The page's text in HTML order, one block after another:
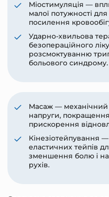
Міостимуляція —
малої потужності
посилення
Ударно-хвильова
безопераційного
розсмоктуванню
больового синдрому.
Масаж — механічний
напруги, покращення
прискорення
Кінезіотейпування
еластичних тейпів
зменшення болю і
рухів.